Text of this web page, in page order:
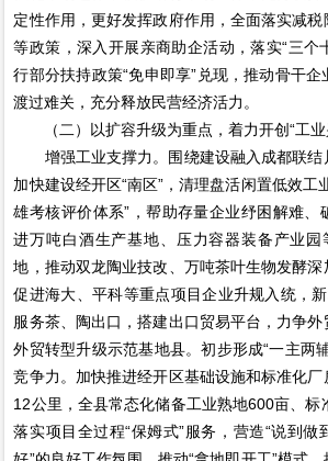
定性作用，更好发挥政府作用，全面落实减
等政策，深入开展亲商助企活动，落实“三个
行部分扶持政策“免申即享”兑现，推动骨干
渡过难关，充分释放民营经济活力。
（二）以扩容升级为重点，着力开创“工业
增强工业支撑力。围绕建设融入成都联结
加快建设经开区“南区”，清理盘活闲置低效工
雄考核评价体系”，帮助存量企业纾困解难、
进万吨白酒生产基地、压力容器装备产业
地，推动双龙陶业技改、万吨茶叶生物发酵深
促进海大、平科等重点项目企业升规入统，新
服务茶、陶出口，搭建出口贸易平台，力争外
外贸转型升级示范基地县。初步形成“一主两
竞争力。加快推进经开区基础设施和标准化
12公里，全县常态化储备工业熟地600亩、标
落实项目全过程“保姆式”服务，营造“说到做